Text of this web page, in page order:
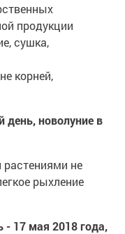
продукции
сушка,
корней,
день, новолуние в
не
рыхление
- 17 мая 2018 года,